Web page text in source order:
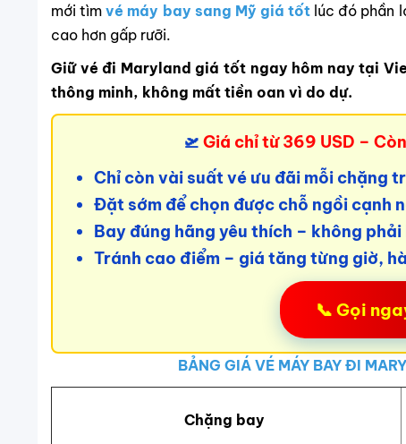
mới tìmvé máy bay sang Mỹ giá tốt lúc đó phần
cao hơn gấp rưỡi.
Giữ vé đi Maryland giá tốt ngay hôm nay tại
thông minh, không mất tiền oan vì do dự.
🛫 Giá chỉ từ 369 USD –
Chỉ còn vài suất vé ưu đãi mỗi chặng
Đặt sớm để chọn được chỗ ngồi cạnh
Bay đúng hãng yêu thích – không
Tránh cao điểm – giá tăng từng giờ,
📞 Gọi
BẢNG GIÁ VÉ MÁY BAY ĐI
Chặng bay